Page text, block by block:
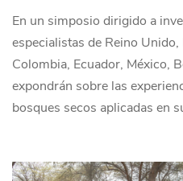
En un simposio dirigido a
especialistas de Reino
Colombia, Ecuador, México,
expondrán sobre las
bosques secos aplicadas en